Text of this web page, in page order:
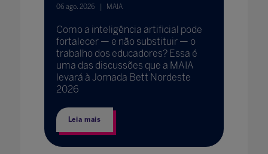
06 ago. 2026 MAIA
Como a inteligência artificial pode
fortalecer — e não substituir — o
trabalho dos educadores? Essa é
uma das discussões que a MAIA
levará à Jornada Bett Nordeste
2026
Leia mais